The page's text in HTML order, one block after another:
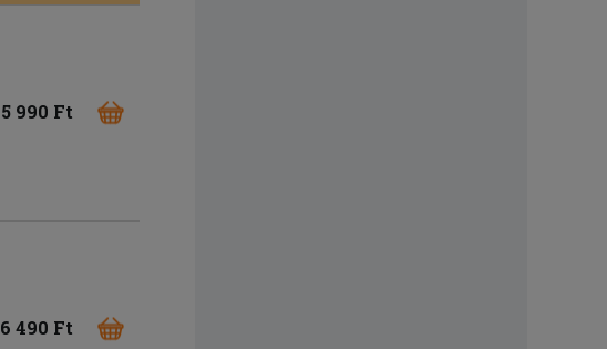
5 990 Ft
6 490 Ft